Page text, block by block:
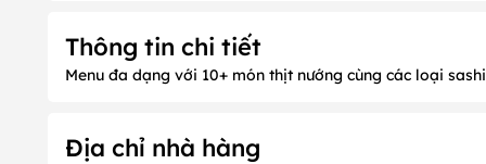
3. Quy định về Thời gian đặt chỗ trước: Không quy
- Lưu ý:Quý khách vui lòng đặt chỗ trước ít nhất 60 phút
- Thời gian nhà hàng giữ chỗ tối đa:
Thông tin chi tiết
Menu đa dạng với 10+ món thịt nướng cùng các loại
Địa chỉ nhà hàng